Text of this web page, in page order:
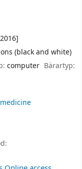
(black and white)
computer Bärartyp: